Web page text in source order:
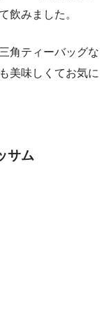
飲みました。
角ティーバッグな
美味しくてお気に
サム